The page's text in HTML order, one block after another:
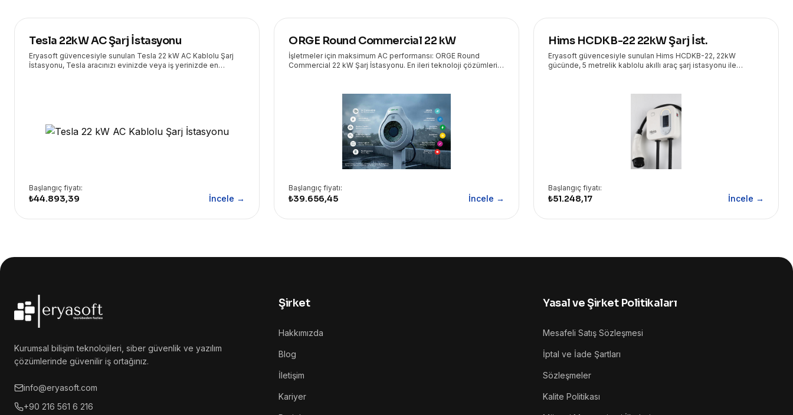
Tesla 22kW AC Şarj İstasyonu
Eryasoft güvencesiyle sunulan Tesla 22 kW AC Kablolu Şarj
İstasyonu, Tesla aracınızı evinizde veya iş yerinizde en
Başlangıç fiyatı:
₺44.893,39 İncele →
ORGE Round Commercial 22 kW
İşletmeler için maksimum AC performansı: ORGE Round
Commercial 22 kW Şarj İstasyonu. En ileri teknoloji çözümleri
Başlangıç fiyatı:
₺39.656,45 İncele →
Hims HCDKB-22 22kW Şarj İst.
Eryasoft güvencesiyle sunulan Hims HCDKB-22, 22kW
gücünde, 5 metrelik kablolu akıllı araç şarj istasyonu ile
Başlangıç fiyatı:
₺51.248,17 İncele →
Kurumsal bilişim teknolojileri, siber güvenlik ve yazılım
çözümlerinde güvenilir iş ortağınız.
info@eryasoft.com
+90 216 561 6 216
Şirket
Hakkımızda
Blog
İletişim
Kariyer
Yasal ve Şirket Politikaları
Mesafeli Satış Sözleşmesi
İptal ve İade Şartları
Sözleşmeler
Kalite Politikası